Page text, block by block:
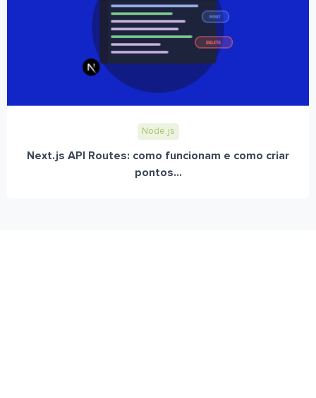
Node.js
Next.js API Routes: como funcionam e como criar
pontos...